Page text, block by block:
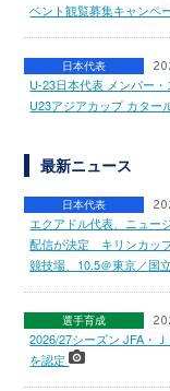
ベント観覧募集キャンペ
日本代表
U-23日本代表 メンバー
U23アジアカップ カター
最新ニュース
日本代表
エクアドル代表、ニュー
配信が決定 キリンカッ
競技場、10.5＠東京／国
選手育成
2026/27シーズン JFA・
を認定